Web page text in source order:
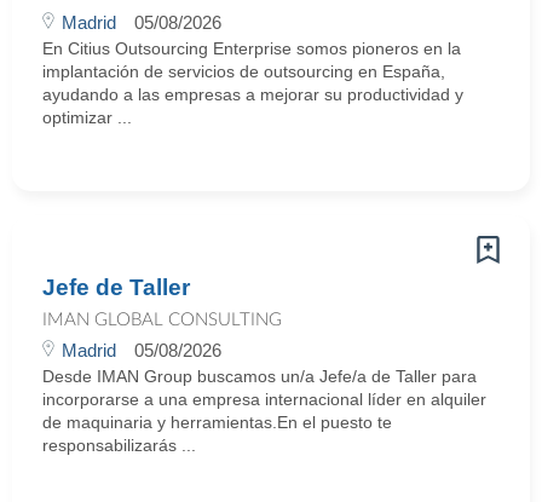
Madrid 05/08/2026
En Citius Outsourcing Enterprise somos pioneros en la
implantación de servicios de outsourcing en España,
ayudando a las empresas a mejorar su productividad y
optimizar ...
Jefe de Taller
IMAN GLOBAL CONSULTING
Madrid 05/08/2026
Desde IMAN Group buscamos un/a Jefe/a de Taller para
incorporarse a una empresa internacional líder en alquiler
de maquinaria y herramientas.En el puesto te
responsabilizarás ...